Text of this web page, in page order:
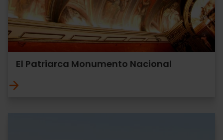
El Patriarca Monumento Nacional